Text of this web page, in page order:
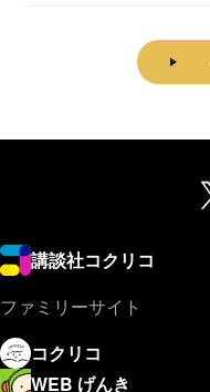
講談社コクリコ
ファミリーサイト
コクリコ
WEB げんき